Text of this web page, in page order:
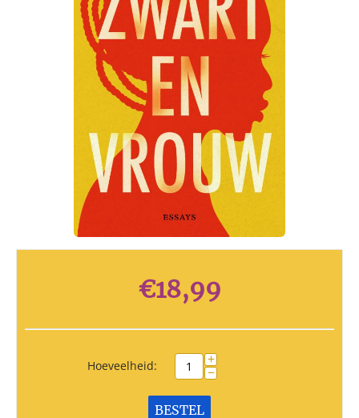
€18,99
Hoeveelheid: +
−
BESTEL